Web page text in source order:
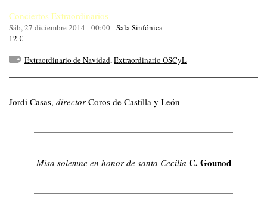
Conciertos Extraordinarios
Sáb, 27 diciembre 2014 - 00:00-Sala Sinfónica
12 €
Extraordinario de Navidad,Extraordinario OSCyL
Jordi Casas, director Coros de Castilla y León
Misa solemne en honor de santa Cecilia C. Gounod